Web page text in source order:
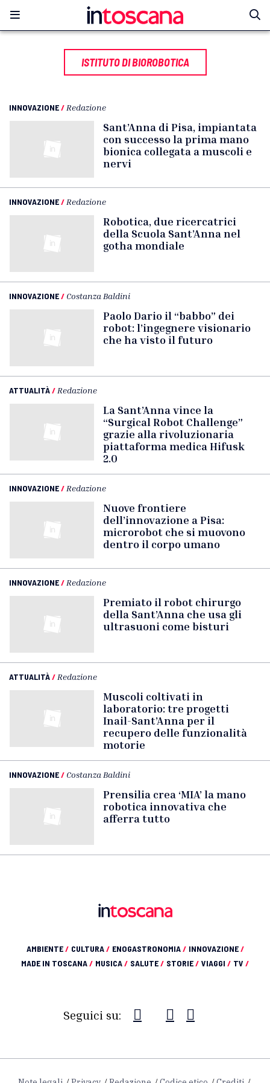
ISTITUTO DI BIOROBOTICA
INNOVAZIONE/ Redazione
Sant’Anna di Pisa, impiantata
con successo la prima mano
bionica collegata a muscoli e
nervi
INNOVAZIONE/ Redazione
Robotica, due ricercatrici
della Scuola Sant’Anna nel
gotha mondiale
INNOVAZIONE/ Costanza Baldini
Paolo Dario il “babbo” dei
robot: l’ingegnere visionario
che ha visto il futuro
ATTUALITÀ/ Redazione
La Sant’Anna vince la
“Surgical Robot Challenge”
grazie alla rivoluzionaria
piattaforma medica Hifusk
2.0
INNOVAZIONE/ Redazione
Nuove frontiere
dell’innovazione a Pisa:
microrobot che si muovono
dentro il corpo umano
INNOVAZIONE/ Redazione
Premiato il robot chirurgo
della Sant’Anna che usa gli
ultrasuoni come bisturi
ATTUALITÀ/ Redazione
Muscoli coltivati in
laboratorio: tre progetti
Inail-Sant’Anna per il
recupero delle funzionalità
motorie
INNOVAZIONE/ Costanza Baldini
Prensilia crea ‘MIA’ la mano
robotica innovativa che
afferra tutto
AMBIENTE/ CULTURA/ ENOGASTRONOMIA/ INNOVAZIONE/
MADE IN TOSCANA/ MUSICA/ SALUTE/ STORIE/ VIAGGI / TV /
Seguici su: